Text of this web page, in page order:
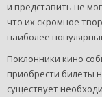
и представить не
что их скромное
наиболее
Поклонники кино
приобрести билеты
существует